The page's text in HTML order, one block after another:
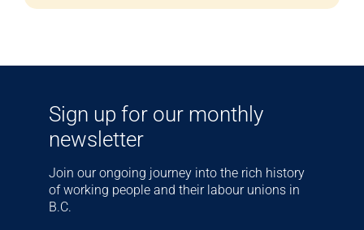
Sign up for our monthly
newsletter
Join our ongoing journey into the rich history
of working people and their labour unions in
B.C.